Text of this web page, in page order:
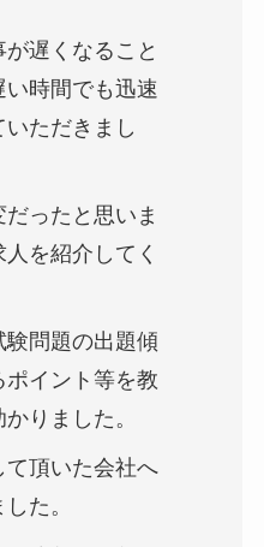
遅くなること
い時間でも迅速
ただきまし
ったと思いま
を紹介してく
問題の出題傾
イント等を教
りました。
頂いた会社へ
た。